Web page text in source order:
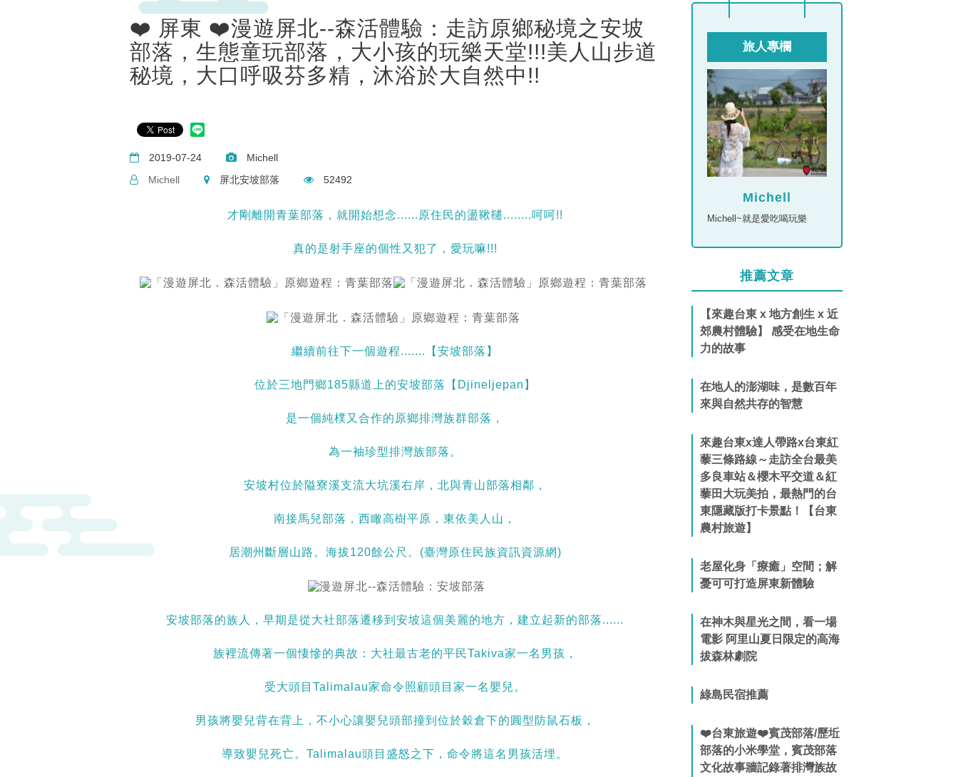
旅人專欄
Michell
Michell~就是愛吃喝玩樂
❤️ 屏東 ❤️漫遊屏北--森活體驗：走訪原鄉秘境之安坡
部落，生態童玩部落，大小孩的玩樂天堂!!!美人山步道
秘境，大口呼吸芬多精，沐浴於大自然中!!
2019-07-24
Michell
Michell
屏北安坡部落 52492
才剛離開青葉部落，就開始想念......原住民的盪鞦韆........呵呵!!
真的是射手座的個性又犯了，愛玩嘛!!!
繼續前往下一個遊程.......【安坡部落】
位於三地門鄉185縣道上的安坡部落【Djineljepan】
是一個純樸又合作的原鄉排灣族群部落，
為一袖珍型排灣族部落。
安坡村位於隘寮溪支流大坑溪右岸，北與青山部落相鄰，
南接馬兒部落，西瞰高樹平原，東依美人山，
居潮州斷層山路。海拔120餘公尺。(臺灣原住民族資訊資源網)
安坡部落的族人，早期是從大社部落遷移到安坡這個美麗的地方，建立起新的部落......
族裡流傳著一個悽慘的典故：大社最古老的平民Takiva家一名男孩，
受大頭目Talimalau家命令照顧頭目家一名嬰兒。
男孩將嬰兒背在背上，不小心讓嬰兒頭部撞到位於穀倉下的圓型防鼠石板，
導致嬰兒死亡。Talimalau頭目盛怒之下，命令將這名男孩活埋。
推薦文章
【來趣台東 x 地方創生 x 近
郊農村體驗】 感受在地生命
力的故事
在地人的澎湖味，是數百年
來與自然共存的智慧
來趣台東x達人帶路x台東紅
藜三條路線～走訪全台最美
多良車站＆櫻木平交道＆紅
藜田大玩美拍，最熱門的台
東隱藏版打卡景點！【台東
農村旅遊】
老屋化身「療癒」空間；解
憂可可打造屏東新體驗
在神木與星光之間，看一場
電影 阿里山夏日限定的高海
拔森林劇院
綠島民宿推薦
❤️台東旅遊❤️賓茂部落/歷坵
部落的小米學堂，賓茂部落
文化故事牆記錄著排灣族故